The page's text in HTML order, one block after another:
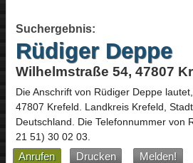
Suchergebnis:
Rüdiger Deppe
Wilhelmstraße 54, 47807
Die Anschrift von Rüdiger Deppelautet,
47807 Krefeld. Landkreis Krefeld,
Deutschland. Die Telefonnummer von
21 51) 30 02 03.
Anrufen Drucken Melden!